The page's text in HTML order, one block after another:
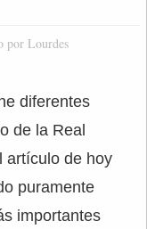
por Lourdes
diferentes
de la Real
artículo de hoy
puramente
importantes